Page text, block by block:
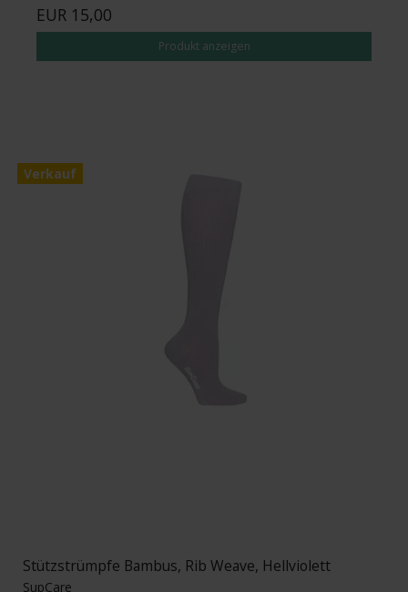
EUR 15,00
Produkt anzeigen
Verkauf
Stützstrümpfe Bambus, Rib Weave, Hellviolett
SupCare